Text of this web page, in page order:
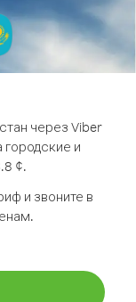
через Viber
городские и
¢.
и звоните в